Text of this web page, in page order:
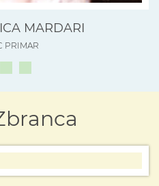
MARDARI
PRIMAR